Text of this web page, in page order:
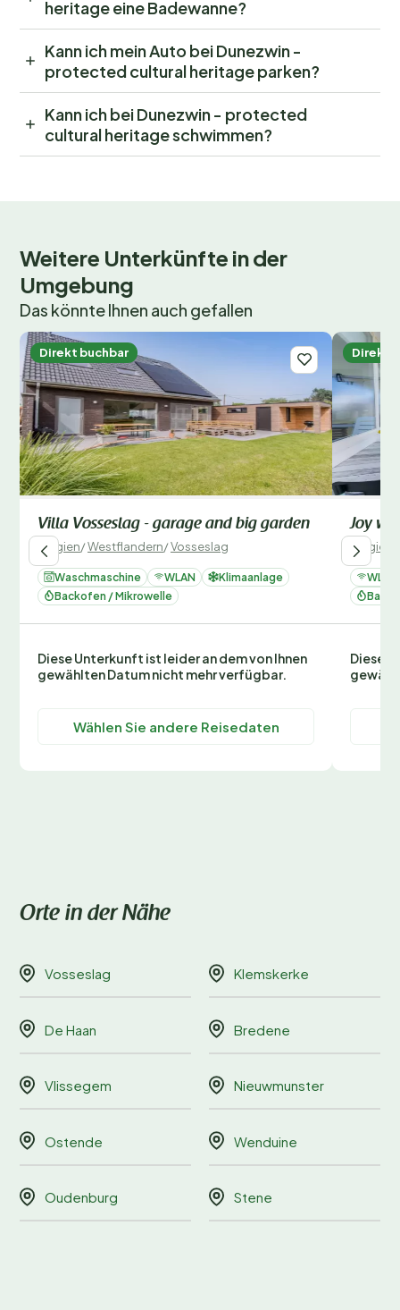
heritage eine Badewanne?
Kann ich mein Auto bei Dunezwin -
protected cultural heritage parken?
Kann ich bei Dunezwin - protected
cultural heritage schwimmen?
Weitere Unterkünfte in der
Umgebung
Das könnte Ihnen auch gefallen
Direkt buchbar
Villa Vosseslag - garage and big garden
Belgien/Westflandern/Vosseslag
Waschmaschine WLAN
Klimaanlage
Backofen / Mikrowelle
Diese Unterkunft ist leider an dem von Ihnen
gewählten Datum nicht mehr verfügbar.
Wählen Sie andere Reisedaten
Direkt
Joy
Belgien
WLAN
Diese
Orte in der Nähe
Vosseslag Klemskerke
De Haan Bredene
Vlissegem Nieuwmunster
Ostende Wenduine
Oudenburg Stene